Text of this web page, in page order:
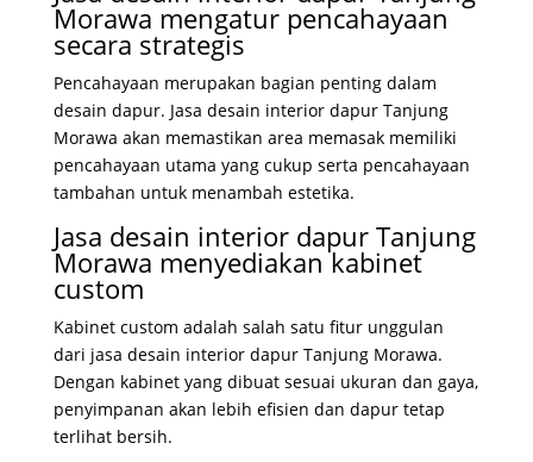
Morawa mengatur pencahayaan
secara strategis
Pencahayaan merupakan bagian penting dalam
desain dapur. Jasa desain interior dapur Tanjung
Morawa akan memastikan area memasak memiliki
pencahayaan utama yang cukup serta pencahayaan
tambahan untuk menambah estetika.
Jasa desain interior dapur Tanjung
Morawa menyediakan kabinet
custom
Kabinet custom adalah salah satu fitur unggulan
dari jasa desain interior dapur Tanjung Morawa.
Dengan kabinet yang dibuat sesuai ukuran dan gaya,
penyimpanan akan lebih efisien dan dapur tetap
terlihat bersih.